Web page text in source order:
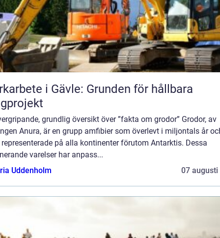
i Gävle: Grunden för hållbara
grundlig översikt över ”fakta om grodor” Grodor, av
Anura, är en grupp amfibier som överlevt i miljontals år
på alla kontinenter förutom Antarktis. Dessa
varelser har anpass...
Uddenholm
07 augusti